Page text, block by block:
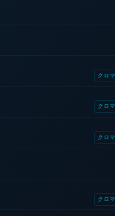
クロ
クロ
クロ
クロ